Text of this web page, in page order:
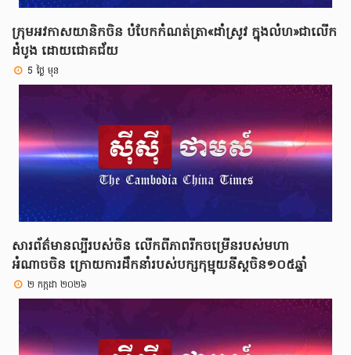
ក្រុមអវកាសយានិកចិន បំបែកកំណត់ត្រា«ដាំស្រូវ ក្នុងលំហ»ជាលើក
ដំបូង ដោយជោគជ័យ
5 ថ្ងៃ មុន
សារព័ត៌មានល្បីរបស់ចិន លើកពីភាពរីកចម្រើនរបស់មហា
អំណាចចិន ក្រោយការដឹកនាំរបស់បក្សកុម្មុយនីស្តចិន១០៥ឆ្នាំ
២ កក្កដា ២០២៦